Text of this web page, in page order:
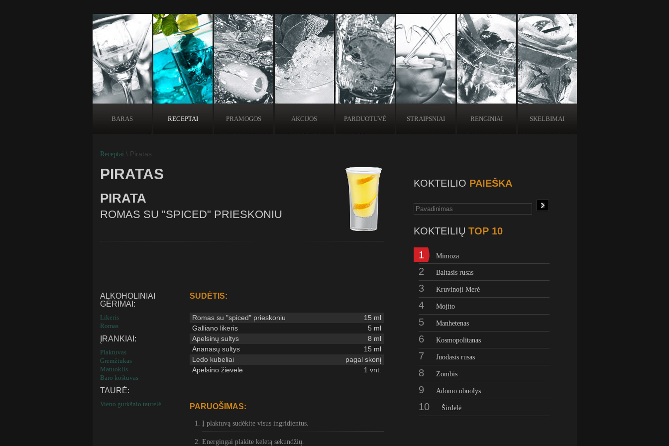
BARAS RECEPTAI PRAMOGOS AKCIJOS PARDUOTUVĖ STRAIPSNIAI RENGINIAI SKELBIMAI
Receptai \ Piratas
PIRATAS
PIRATA
ROMAS SU "SPICED" PRIESKONIU
ALKOHOLINIAI
GĖRIMAI:
Likeris
Romas
ĮRANKIAI:
Plaktuvas
Gremžtukas
Matuoklis
Baro koštuvas
TAURĖ:
Vieno gurkšnio taurelė
SUDĖTIS:
Romas su "spiced" prieskoniu
15 ml
Galliano likeris
5 ml
Apelsinų sultys
8 ml
Ananasų sultys
15 ml
Ledo kubeliai
pagal skonį
Apelsino žievelė
1 vnt.
PARUOŠIMAS:
Į plaktuvą sudėkite visus ingridientus.
Energingai plakite keletą sekundžių.
KOKTEILIO PAIEŠKA
KOKTEILIŲ TOP 10
1 Mimoza
2 Baltasis rusas
3 Kruvinoji Merė
4 Mojito
5 Manhetenas
6 Kosmopolitanas
7 Juodasis rusas
8 Zombis
9 Adomo obuolys
10 Širdelė